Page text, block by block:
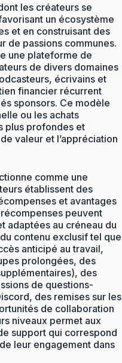
les créateurs se
un écosystème
et en construisant des
de passions communes.
une plateforme de
de divers domaines
écrivains et
financier récurrent
sponsors. Ce modèle
ou les achats
plus profondes et
valeur et l’appréciation
comme une
établissent des
et avantages
peuvent
adaptées au créneau du
contenu exclusif tel que
anticipé au travail,
prolongées, des
des
de questions-
des remises sur les
de collaboration
niveaux permet aux
support qui correspond
leur engagement dans